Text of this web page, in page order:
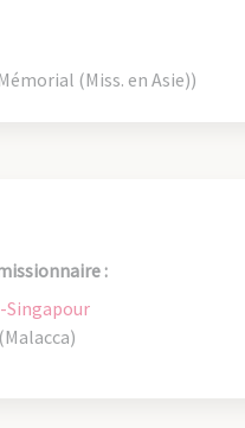
(Miss. en Asie))
:
Singapour